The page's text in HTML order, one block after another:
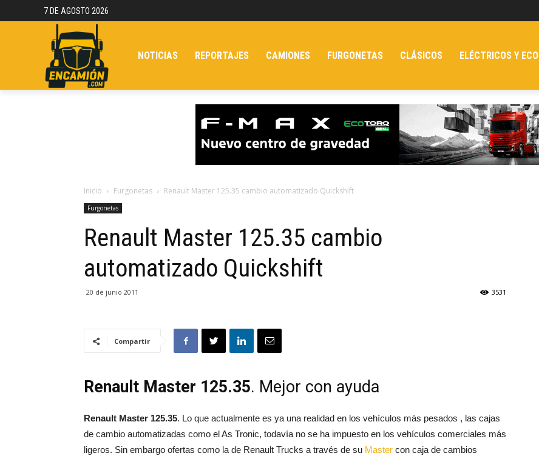
7 DE AGOSTO 2026
NOTICIAS REPORTAJES CAMIONES FURGONETAS CLÁSICOS ELÉCTRICOS Y ECO
Inicio Furgonetas Renault Master 125.35 cambio automatizado Quickshift
Furgonetas
Renault Master 125.35 cambio
automatizado Quickshift
20 de junio 2011 3531
Compartir
Renault Master 125.35. Mejor con ayuda
Renault Master 125.35. Lo que actualmente es ya una realidad en los vehículos más pesados , las cajas
de cambio automatizadas como el As Tronic, todavía no se ha impuesto en los vehículos comerciales más
ligeros. Sin embargo ofertas como la de Renault Trucks a través de su Master con caja de cambios